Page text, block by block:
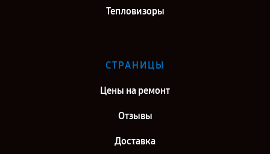
Тепловизоры
СТРАНИЦЫ
Цены на ремонт
Отзывы
Доставка